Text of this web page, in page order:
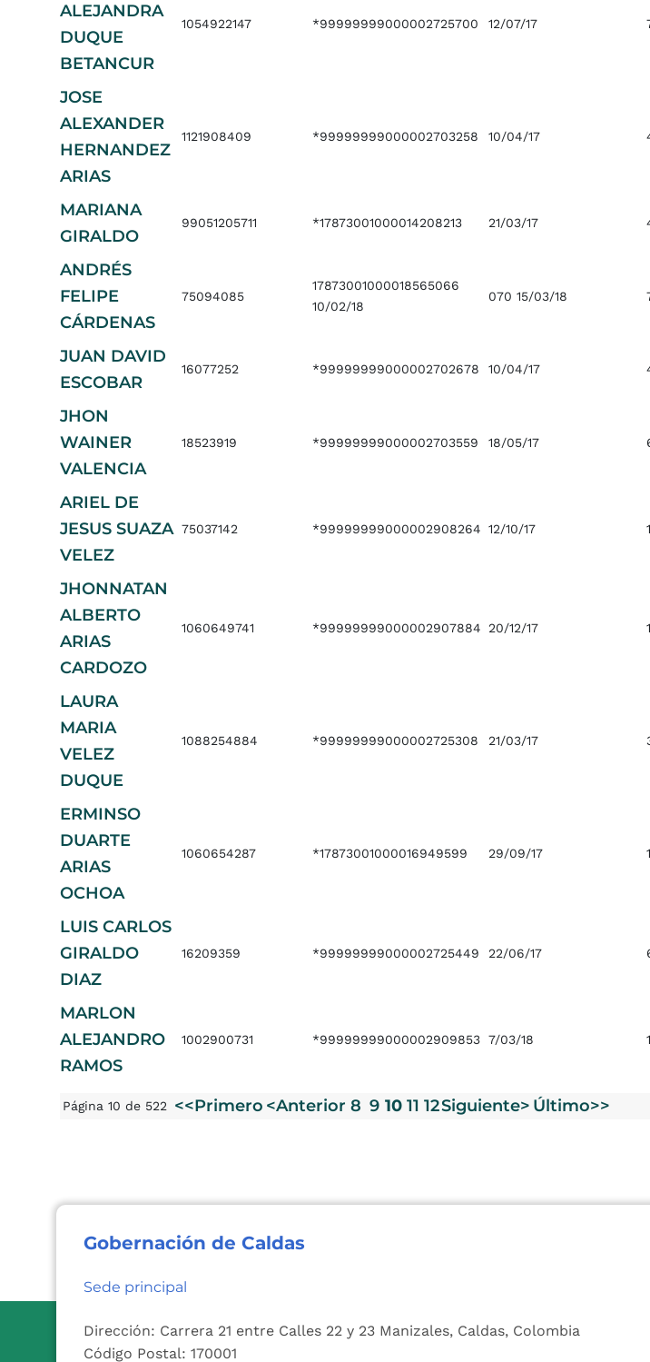
ALEJANDRA
DUQUE
BETANCUR
1054922147 *99999999000002725700 12/07/17
JOSE
ALEXANDER
HERNANDEZ
ARIAS
1121908409 *99999999000002703258 10/04/17
MARIANA
GIRALDO
99051205711 *17873001000014208213 21/03/17
ANDRÉS
FELIPE
CÁRDENAS
75094085
17873001000018565066
10/02/18
070 15/03/18
JUAN DAVID
ESCOBAR
16077252 *99999999000002702678 10/04/17
JHON
WAINER
VALENCIA
18523919 *99999999000002703559 18/05/17
ARIEL DE
JESUS SUAZA
VELEZ
75037142 *99999999000002908264 12/10/17
JHONNATAN
ALBERTO
ARIAS
CARDOZO
1060649741 *99999999000002907884 20/12/17
LAURA
MARIA
VELEZ
DUQUE
1088254884 *99999999000002725308 21/03/17
ERMINSO
DUARTE
ARIAS
OCHOA
1060654287 *17873001000016949599 29/09/17
LUIS CARLOS
GIRALDO
DIAZ
16209359 *99999999000002725449 22/06/17
MARLON
ALEJANDRO
RAMOS
1002900731 *99999999000002909853 7/03/18
Página 10 de 522 <<Primero <Anterior 8 9 10 11 12Siguiente> Último>>
Gobernación de Caldas
Sede principal
Dirección: Carrera 21 entre Calles 22 y 23 Manizales, Caldas, Colombia
Código Postal: 170001